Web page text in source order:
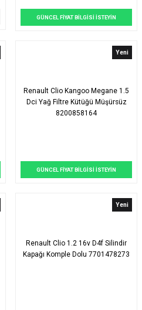
GÜNCEL FİYAT BİLGİSİ İSTEYİN
Yeni
Renault Clio Kangoo Megane 1.5
Dci Yağ Filtre Kütüğü Müşürsüz
8200858164
GÜNCEL FİYAT BİLGİSİ İSTEYİN
Yeni
Renault Clio 1.2 16v D4f Silindir
Kapağı Komple Dolu 7701478273